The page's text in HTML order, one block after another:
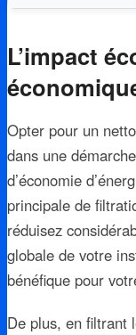
L’impact
Opter pour un
dans une
d’économie
principale de
réduisez
globale de votre
bénéfique pour
De plus, en filtrant